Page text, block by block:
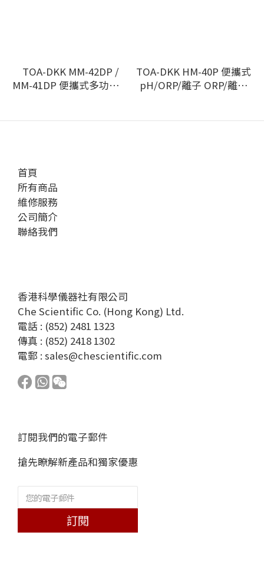
TOA-DKK MM-42DP /
MM-41DP 便攜式多功能水
TOA-DKK HM-40P 便攜式
pH/ORP/離子 ORP/離子
首頁
所有商品
維修服務
公司簡介
聯絡我們
香港科學儀器社有限公司
Che Scientific Co. (Hong Kong) Ltd.
電話 : (852) 2481 1323
傳真 : (852) 2418 1302
電郵 : sales@chescientific.com
訂閱我們的電子郵件
搶先瞭解新產品和獨家優惠
訂閱